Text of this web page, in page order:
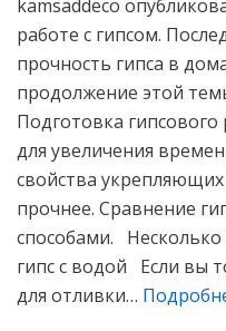
kamsaddeco
работе с гипсом.
прочность гипса в
продолжение этой
Подготовка
для увеличения
свойства укрепляющих
прочнее. Сравнение
способами. Несколько
гипс с водой Если вы
для отливки…